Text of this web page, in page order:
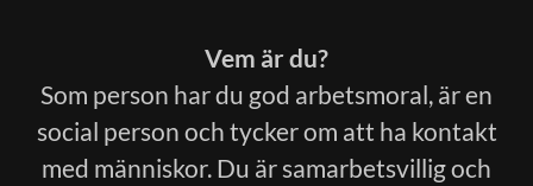
Vem är du?
Som person har du god arbetsmoral, är en
social person och tycker om att ha kontakt
med människor. Du är samarbetsvillig och